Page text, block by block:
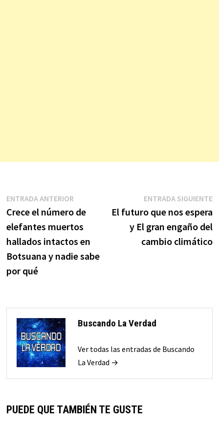
Navegación
de
entradas
ENTRADA ANTERIOREntrada
anterior:
Crece el número de
elefantes muertos
hallados intactos en
Botsuana y nadie sabe
por qué
ENTRADA SIGUIENTE
El futuro que nos espera
y El gran engaño del
cambio climático
Buscando La Verdad
Ver todas las entradas de Buscando
La Verdad →
PUEDE QUE TAMBIÉN TE GUSTE